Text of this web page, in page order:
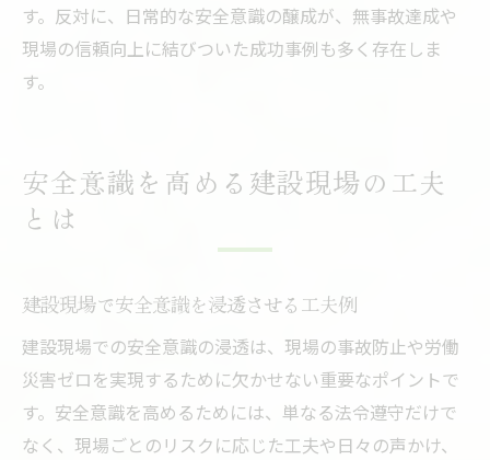
す。反対に、日常的な安全意識の醸成が、無事故達成や
現場の信頼向上に結びついた成功事例も多く存在しま
す。
安全意識を高める建設現場の工夫
とは
建設現場で安全意識を浸透させる工夫例
建設現場での安全意識の浸透は、現場の事故防止や労働
災害ゼロを実現するために欠かせない重要なポイントで
す。安全意識を高めるためには、単なる法令遵守だけで
なく、現場ごとのリスクに応じた工夫や日々の声かけ、